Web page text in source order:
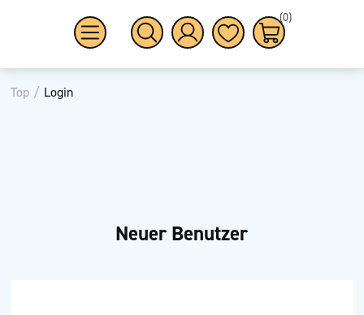
(0)
Top / Login
Neuer Benutzer